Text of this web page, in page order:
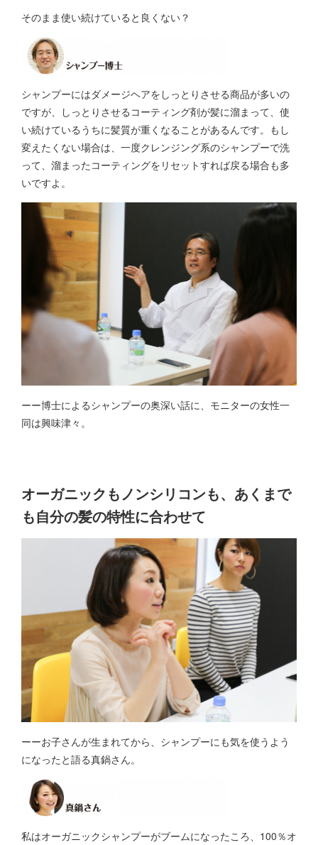
そのまま使い続けていると良くない？
シャンプーにはダメージヘアをしっとりさせる商品が多いの
ですが、しっとりさせるコーティング剤が髪に溜まって、使
い続けているうちに髪質が重くなることがあるんです。もし
変えたくない場合は、一度クレンジング系のシャンプーで洗
って、溜まったコーティングをリセットすれば戻る場合も多
いですよ。
ーー博士によるシャンプーの奥深い話に、モニターの女性一
同は興味津々。
オーガニックもノンシリコンも、あくまで
も自分の髪の特性に合わせて
ーーお子さんが生まれてから、シャンプーにも気を使うよう
になったと語る真鍋さん。
私はオーガニックシャンプーがブームになったころ、100％オ